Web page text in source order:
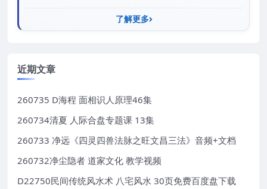
了解更多
近期文章
260735 D海程 面相识人原理46集
260734清夏 人际合盘专题课 13集
260733 净远《四灵四兽法脉之旺文昌三法》音频+文档
260732净尘隐者 道家文化 教学视频
D22750民间传统风水术 八宅风水 30页免费百度盘下载